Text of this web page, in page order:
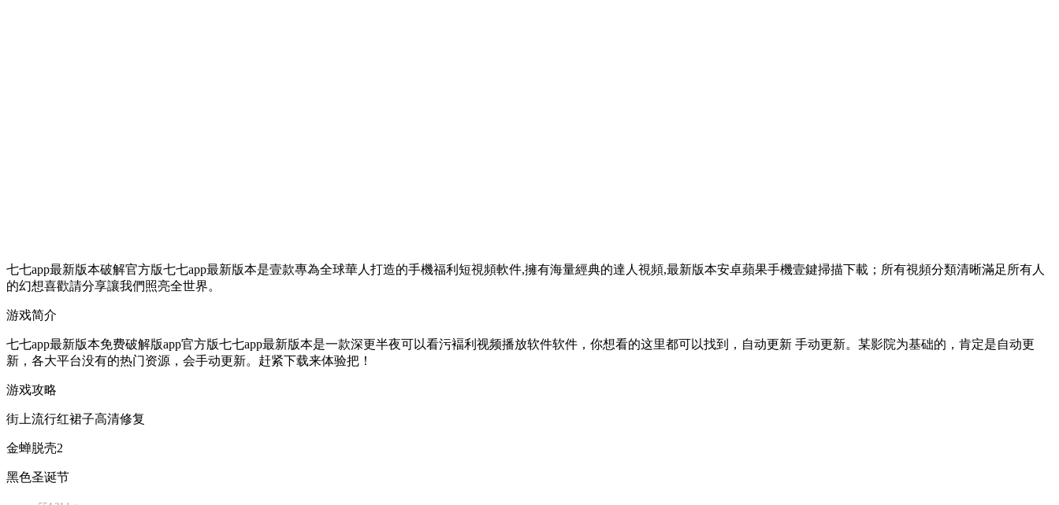
七七app最新版本破解官方版七七app最新版本是壹款專為全球華人打造的手機福利短視頻軟件,擁有海量經典的達人視頻,最新版本安卓蘋果手機壹鍵掃描下載；所有視頻分類清晰滿足所有人
的幻想喜歡請分享讓我們照亮全世界。
游戏简介
七七app最新版本免费破解版app官方版七七app最新版本是一款深更半夜可以看污褔利视频播放软件软件，你想看的这里都可以找到，自动更新 手动更新。某影院为基础的，肯定是自动更
新，各大平台没有的热门资源，会手动更新。赶紧下载来体验把！
游戏攻略
街上流行红裙子高清修复
金蝉脱壳2
黑色圣诞节